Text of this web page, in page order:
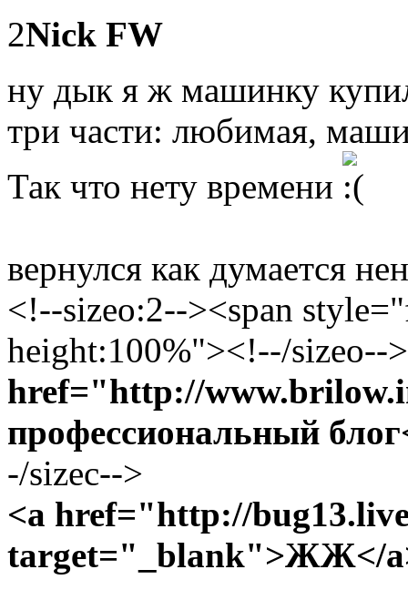
2Nick FW
ну дык я ж машинку
три части: любимая,
Так что нету времени
вернулся как думается
<!--sizeo:2--><span
height:100%"><!--/sizeo-->
href="http://
профессиональный
-/sizec-->
<a href="http://
target="_blank">ЖЖ</